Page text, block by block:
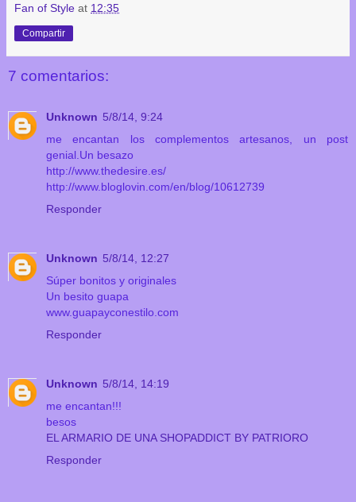
Fan of Style at 12:35
Compartir
7 comentarios:
Unknown 5/8/14, 9:24
me encantan los complementos artesanos, un post
genial.Un besazo
http://www.thedesire.es/
http://www.bloglovin.com/en/blog/10612739
Responder
Unknown 5/8/14, 12:27
Súper bonitos y originales
Un besito guapa
www.guapayconestilo.com
Responder
Unknown 5/8/14, 14:19
me encantan!!!
besos
EL ARMARIO DE UNA SHOPADDICT BY PATRIORO
Responder